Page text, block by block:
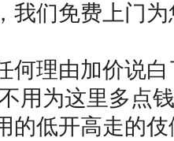
我们免费上门
何理由加价说
用为这里多点
的低开高走的伎